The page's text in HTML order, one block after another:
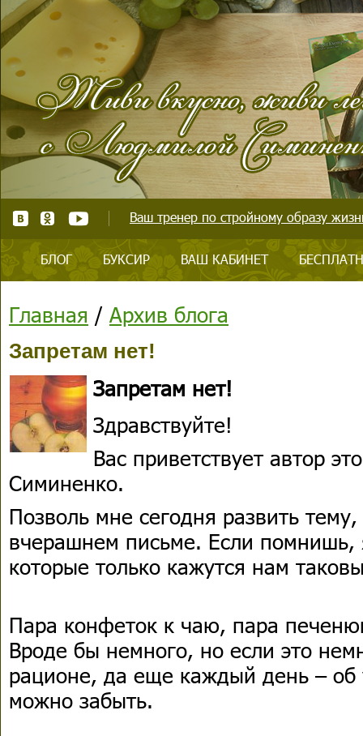
Ваш тренер по стройному образу
БЛОГ БУКСИР ВАШ КАБИНЕТ
Главная / Архив блога
Запретам нет!
Запретам нет!
Здравствуйте!
Вас приветствует автор
Симиненко.
Позволь мне сегодня развить
вчерашнем письме. Если помнишь,
которые только кажутся нам
Пара конфеток к чаю, пара
Вроде бы немного, но если это
рационе, да еще каждый день – об
можно забыть.